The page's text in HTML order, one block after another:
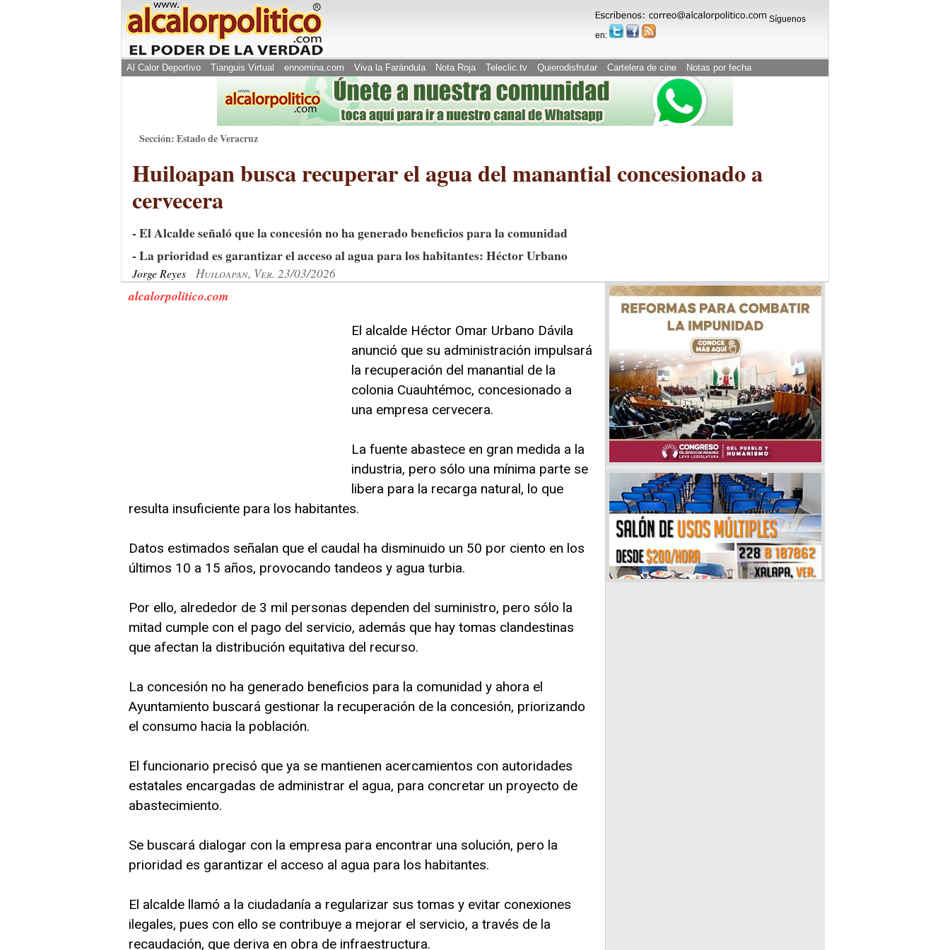
Síguenos
en:
Al Calor Deportivo Tianguis Virtual ennomina.com Viva la Farándula Nota Roja Teleclic.tv Quierodisfrutar Cartelera de cine Notas por fecha
Sección: Estado de Veracruz
Huiloapan busca recuperar el agua del manantial concesionado a
cervecera
- El Alcalde señaló que la concesión no ha generado beneficios para la comunidad
- La prioridad es garantizar el acceso al agua para los habitantes: Héctor Urbano
Jorge Reyes Huiloapan, Ver. 23/03/2026
alcalorpolitico.com
El alcalde Héctor Omar Urbano Dávila
anunció que su administración impulsará
la recuperación del manantial de la
colonia Cuauhtémoc, concesionado a
una empresa cervecera.
La fuente abastece en gran medida a la
industria, pero sólo una mínima parte se
libera para la recarga natural, lo que
resulta insuficiente para los habitantes.
Datos estimados señalan que el caudal ha disminuido un 50 por ciento en los
últimos 10 a 15 años, provocando tandeos y agua turbia.
Por ello, alrededor de 3 mil personas dependen del suministro, pero sólo la
mitad cumple con el pago del servicio, además que hay tomas clandestinas
que afectan la distribución equitativa del recurso.
La concesión no ha generado beneficios para la comunidad y ahora el
Ayuntamiento buscará gestionar la recuperación de la concesión, priorizando
el consumo hacia la población.
El funcionario precisó que ya se mantienen acercamientos con autoridades
estatales encargadas de administrar el agua, para concretar un proyecto de
abastecimiento.
Se buscará dialogar con la empresa para encontrar una solución, pero la
prioridad es garantizar el acceso al agua para los habitantes.
El alcalde llamó a la ciudadanía a regularizar sus tomas y evitar conexiones
ilegales, pues con ello se contribuye a mejorar el servicio, a través de la
recaudación, que deriva en obra de infraestructura.